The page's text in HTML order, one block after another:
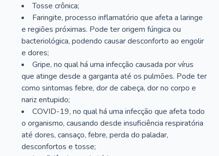
Tosse crônica;
Faringite, processo inflamatório que afeta a laringe
e regiões próximas. Pode ter origem fúngica ou
bacteriológica, podendo causar desconforto ao engolir
e dores;
Gripe, no qual há uma infecção causada por vírus
que atinge desde a garganta até os pulmões. Pode ter
como sintomas febre, dor de cabeça, dor no corpo e
nariz entupido;
COVID-19, no qual há uma infecção que afeta todo
o organismo, causando desde insuficiência respiratória
até dores, cansaço, febre, perda do paladar,
desconfortos e tosse;